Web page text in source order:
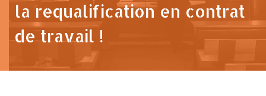
la requalification en contrat
de travail !